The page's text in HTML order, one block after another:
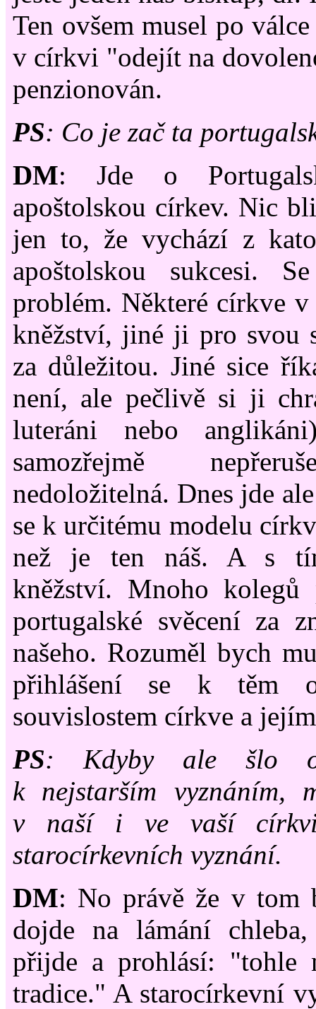
Ten ovšem musel po
v církvi "odejít na
penzionován.
PS: Co je zač ta
DM: Jde o
apoštolskou církev. Nic
jen to, že vychází z
apoštolskou sukcesi.
problém. Některé církve
kněžství, jiné ji pro svou
za důležitou. Jiné sice
není, ale pečlivě si ji
luteráni nebo
samozřejmě
nedoložitelná. Dnes jde
se k určitému modelu
než je ten náš. A s
kněžství. Mnoho kolegů
portugalské svěcení za
našeho. Rozuměl bych
přihlášení se k těm
souvislostem církve a
PS: Kdyby ale šlo
k nejstarším vyznáním,
v naší i ve vaší
starocírkevních vyznání.
DM: No právě že v tom
dojde na lámání
přijde a prohlásí: "tohle
tradice." A starocírkevní